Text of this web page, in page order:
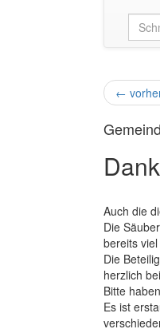
←
Auch die
Die
bereits
Die
herzlich
Bitte
Es ist